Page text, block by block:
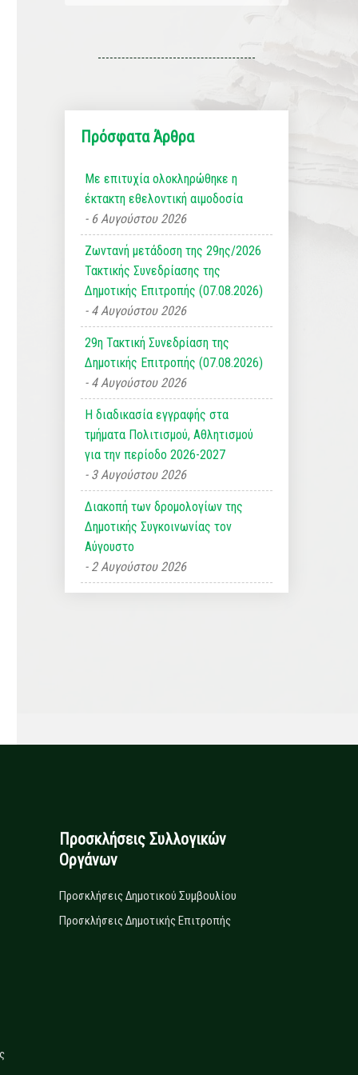
Πρόσφατα Άρθρα
Με επιτυχία ολοκληρώθηκε η
έκτακτη εθελοντική αιμοδοσία
6 Αυγούστου 2026
Ζωντανή μετάδοση της 29ης/2026
Τακτικής Συνεδρίασης της
Δημοτικής Επιτροπής (07.08.2026)
4 Αυγούστου 2026
29η Τακτική Συνεδρίαση της
Δημοτικής Επιτροπής (07.08.2026)
4 Αυγούστου 2026
Η διαδικασία εγγραφής στα
τμήματα Πολιτισμού, Αθλητισμού
για την περίοδο 2026-2027
3 Αυγούστου 2026
Διακοπή των δρομολογίων της
Δημοτικής Συγκοινωνίας τον
Αύγουστο
2 Αυγούστου 2026
Προσκλήσεις Συλλογικών
Οργάνων
Προσκλήσεις Δημοτικού Συμβουλίου
Προσκλήσεις Δημοτικής Επιτροπής